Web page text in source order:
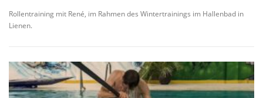
Rollentraining mit René, im Rahmen des Wintertrainings im Hallenbad in
Lienen.